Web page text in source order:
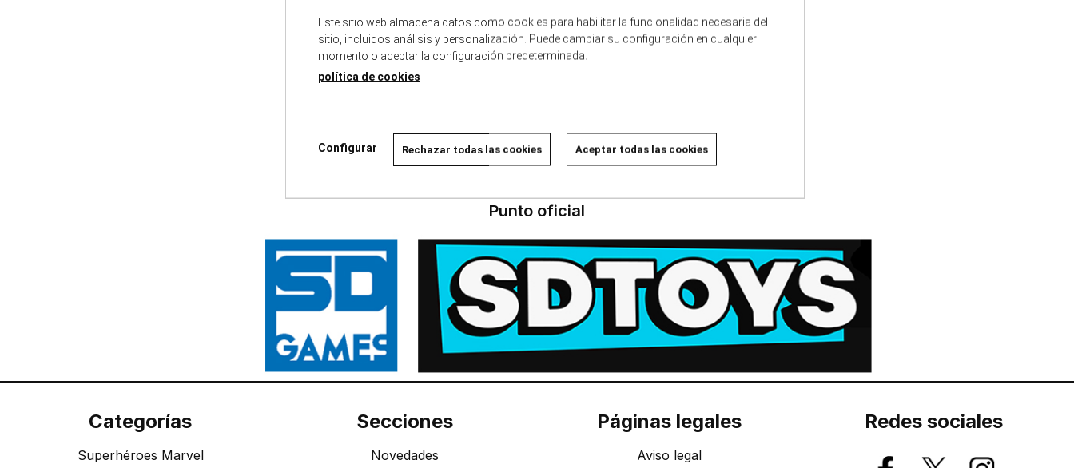
cargar más resultados
Punto oficial
Categorías
Superhéroes Marvel
Secciones
Novedades
Páginas legales
Aviso legal
Redes sociales
Este sitio web almacena datos como cookies para habilitar la funcionalidad necesaria del
sitio, incluidos análisis y personalización. Puede cambiar su configuración en cualquier
momento o aceptar la configuración predeterminada.
política de cookies
Configurar Rechazar todas las cookies Aceptar todas las cookies